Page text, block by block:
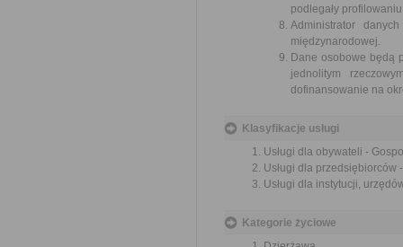
podlegały
Administrator
międzynarodowej.
Dane osobowe będą
jednolitym
dofinansowanie na
Klasyfikacje usługi
Usługi dla obywateli -
Usługi dla
Usługi dla instytucji,
Kategorie życiowe